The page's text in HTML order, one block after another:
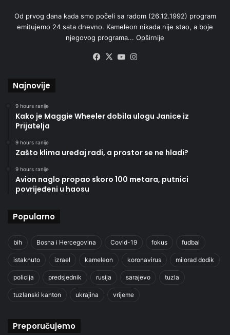
Od prvog dana kada smo počeli sa radom (26.12.1992) program
emitujemo 24 sata dnevno. Kameleon nikada nije stao, a boje
njegovog programa... Opširnije
Facebook
X YouTube
Najnovije
9 hours ranije
Kako je Maggie Wheeler dobila ulogu Janice iz
Prijatelja
9 hours ranije
Zašto klima uređaj radi, a prostor se ne hladi?
9 hours ranije
Avion naglo propao skoro 100 metara, putnici
povrijeđeni u haosu
Popularno
bih Bosna i Hercegovina Covid-19 fokus fudbal
istaknuto izrael kameleon koronavirus milorad dodik
policija predsjednik rusija sarajevo tuzla
tuzlanski kanton ukrajina vrijeme
Preporučujemo